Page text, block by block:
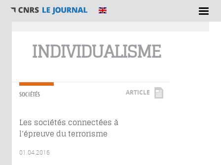
INDIVIDUALISME
SOCIÉTÉS ARTICLE
Les sociétés connectées à
l’épreuve du terrorisme
01.04.2016